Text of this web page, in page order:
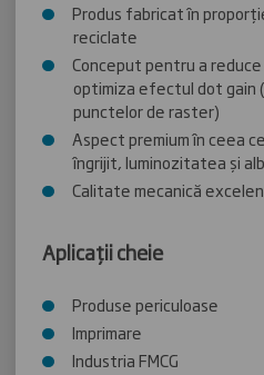
Produs fabricat în
reciclate
Conceput pentru a
optimiza efectul dot gain
punctelor de raster)
Aspect premium în ceea
îngrijit, luminozitatea și
Calitate mecanică
Aplicații cheie
Produse periculoase
Imprimare
Industria FMCG